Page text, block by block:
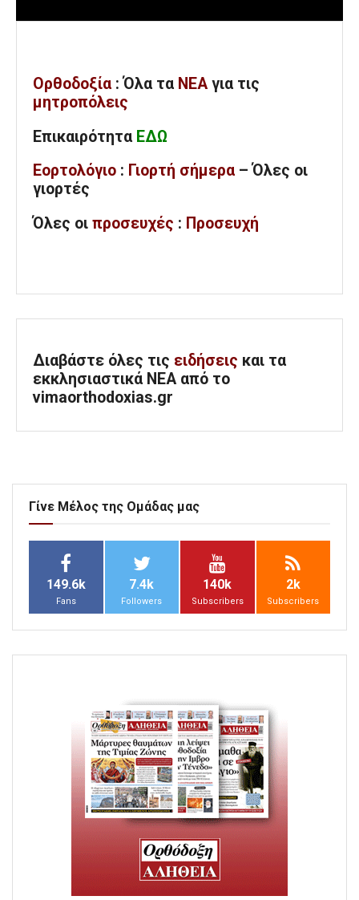
Ορθοδοξία : Όλα τα ΝΕΑ για τις
μητροπόλεις
Επικαιρότητα ΕΔΩ
Εορτολόγιο : Γιορτή σήμερα – Όλες οι
γιορτές
Όλες οι προσευχές : Προσευχή
Διαβάστε όλες τις ειδήσεις και τα
εκκλησιαστικά ΝΕΑ από το
vimaorthodoxias.gr
Γίνε Μέλος της Ομάδας μας
149.6k
Fans
7.4k
Followers
140k
Subscribers
2k
Subscribers